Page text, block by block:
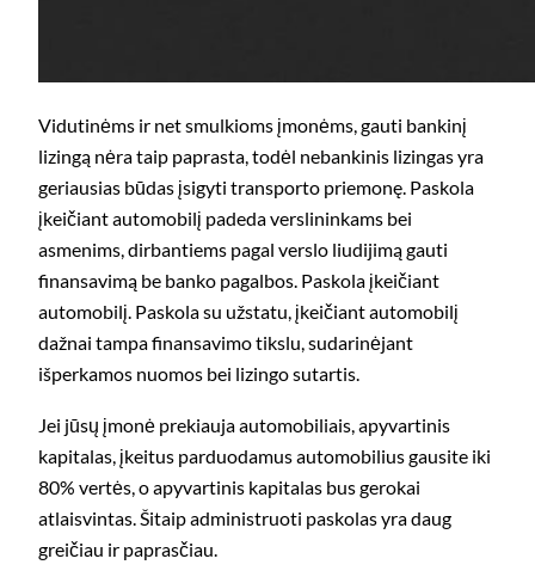
Vidutinėms ir net smulkioms įmonėms, gauti bankinį
lizingą nėra taip paprasta, todėl nebankinis lizingas yra
geriausias būdas įsigyti transporto priemonę. Paskola
įkeičiant automobilį padeda verslininkams bei
asmenims, dirbantiems pagal verslo liudijimą gauti
finansavimą be banko pagalbos. Paskola įkeičiant
automobilį. Paskola su užstatu, įkeičiant automobilį
dažnai tampa finansavimo tikslu, sudarinėjant
išperkamos nuomos bei lizingo sutartis.
Jei jūsų įmonė prekiauja automobiliais, apyvartinis
kapitalas, įkeitus parduodamus automobilius gausite iki
80% vertės, o apyvartinis kapitalas bus gerokai
atlaisvintas. Šitaip administruoti paskolas yra daug
greičiau ir paprasčiau.